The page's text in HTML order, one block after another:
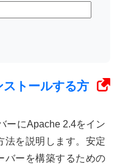
トールする方
ーにApache 2.4をイン
法を説明します。安定
バーを構築するための